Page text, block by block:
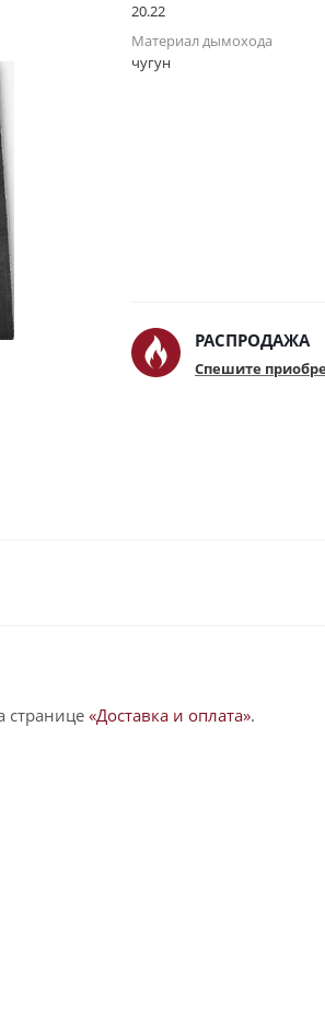
20.22
Материал дымохода
чугун
РАСПРОДАЖА
Спешите
странице «Доставка и оплата».